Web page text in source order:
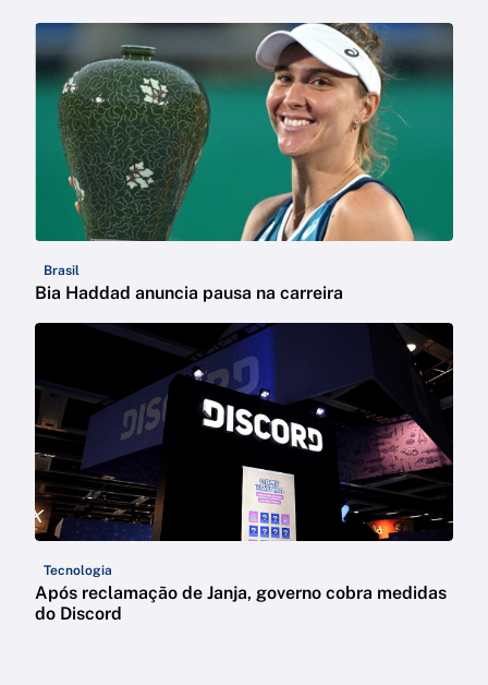
Brasil
Bia Haddad anuncia pausa na carreira
Tecnologia
Após reclamação de Janja, governo cobra medidas
do Discord